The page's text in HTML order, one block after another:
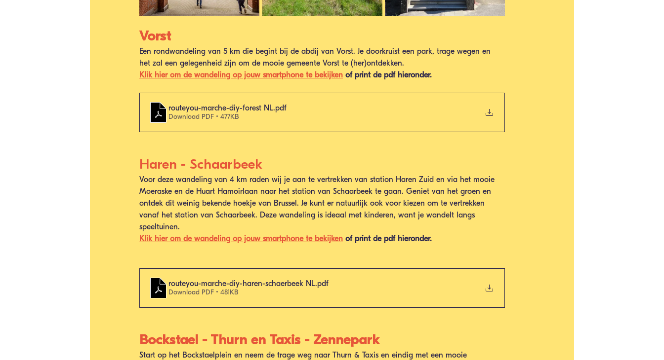
Vorst
Een rondwandeling van 5 km die begint bij de abdij van Vorst. Je doorkruist een park, trage wegen en
het zal een gelegenheid zijn om de mooie gemeente Vorst te (her)ontdekken.
Klik hier om de wandeling op jouw smartphone te bekijken of print de pdf hieronder.
routeyou-marche-diy-forest NL.pdf
Download PDF • 477KB
Haren - Schaarbeek
Voor deze wandeling van 4 km raden wij je aan te vertrekken van station Haren Zuid en via het mooie
Moeraske en de Huart Hamoirlaan naar het station van Schaarbeek te gaan. Geniet van het groen en
ontdek dit weinig bekende hoekje van Brussel. Je kunt er natuurlijk ook voor kiezen om te vertrekken
vanaf het station van Schaarbeek. Deze wandeling is ideaal met kinderen, want je wandelt langs
speeltuinen.
Klik hier om de wandeling op jouw smartphone te bekijken of print de pdf hieronder.
routeyou-marche-diy-haren-schaerbeek NL.pdf
Download PDF • 481KB
Bockstael - Thurn en Taxis - Zennepark
Start op het Bockstaelplein en neem de trage weg naar Thurn & Taxis en eindig met een mooie